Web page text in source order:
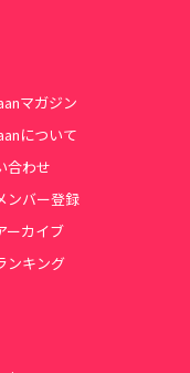
マガジン
について
合わせ
ンバー登録
ーカイブ
ンキング